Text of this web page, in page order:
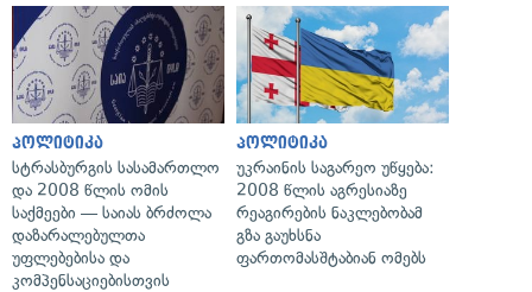
პოლიტიკა
სტრასბურგის სასამართლო
და 2008 წლის ომის
საქმეები — საიას ბრძოლა
დაზარალებულთა
უფლებებისა და
კომპენსაციებისთვის
პოლიტიკა
უკრაინის საგარეო უწყება:
2008 წლის აგრესიაზე
რეაგირების ნაკლებობამ
გზა გაუხსნა
ფართომასშტაბიან ომებს